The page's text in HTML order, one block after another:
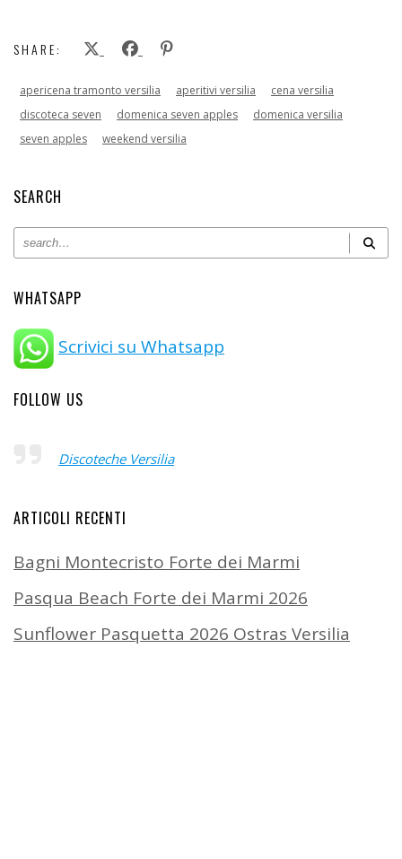
SHARE:
apericena tramonto versilia aperitivi versilia
cena versilia
discoteca seven
domenica seven apples
domenica versilia
seven apples
weekend versilia
SEARCH
WHATSAPP
Scrivici su Whatsapp
FOLLOW US
Discoteche Versilia
ARTICOLI RECENTI
Bagni Montecristo Forte dei Marmi
Pasqua Beach Forte dei Marmi 2026
Sunflower Pasquetta 2026 Ostras Versilia